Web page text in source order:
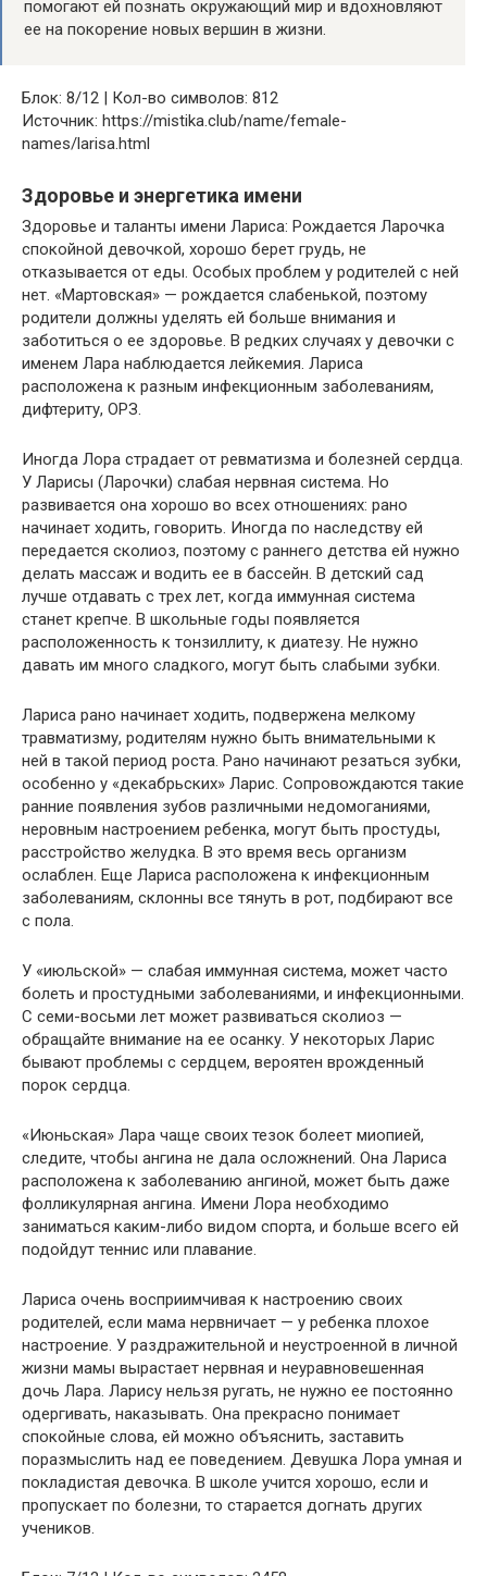
помогают ей познать окружающий мир и вдохновляют
ее на покорение новых вершин в жизни.
Блок: 8/12 | Кол-во символов: 812
Источник: https://mistika.club/name/female-
names/larisa.html
Здоровье и энергетика имени
Здоровье и таланты имени Лариса: Рождается Ларочка
спокойной девочкой, хорошо берет грудь, не
отказывается от еды. Особых проблем у родителей с ней
нет. «Мартовская» — рождается слабенькой, поэтому
родители должны уделять ей больше внимания и
заботиться о ее здоровье. В редких случаях у девочки с
именем Лара наблюдается лейкемия. Лариса
расположена к разным инфекционным заболеваниям,
дифтериту, ОРЗ.
Иногда Лора страдает от ревматизма и болезней сердца.
У Ларисы (Ларочки) слабая нервная система. Но
развивается она хорошо во всех отношениях: рано
начинает ходить, говорить. Иногда по наследству ей
передается сколиоз, поэтому с раннего детства ей нужно
делать массаж и водить ее в бассейн. В детский сад
лучше отдавать с трех лет, когда иммунная система
станет крепче. В школьные годы появляется
расположенность к тонзиллиту, к диатезу. Не нужно
давать им много сладкого, могут быть слабыми зубки.
Лариса рано начинает ходить, подвержена мелкому
травматизму, родителям нужно быть внимательными к
ней в такой период роста. Рано начинают резаться зубки,
особенно у «декабрьских» Ларис. Сопровождаются такие
ранние появления зубов различными недомоганиями,
неровным настроением ребенка, могут быть простуды,
расстройство желудка. В это время весь организм
ослаблен. Еще Лариса расположена к инфекционным
заболеваниям, склонны все тянуть в рот, подбирают все
с пола.
У «июльской» — слабая иммунная система, может часто
болеть и простудными заболеваниями, и инфекционными.
С семи-восьми лет может развиваться сколиоз —
обращайте внимание на ее осанку. У некоторых Ларис
бывают проблемы с сердцем, вероятен врожденный
порок сердца.
«Июньская» Лара чаще своих тезок болеет миопией,
следите, чтобы ангина не дала осложнений. Она Лариса
расположена к заболеванию ангиной, может быть даже
фолликулярная ангина. Имени Лора необходимо
заниматься каким-либо видом спорта, и больше всего ей
подойдут теннис или плавание.
Лариса очень восприимчивая к настроению своих
родителей, если мама нервничает — у ребенка плохое
настроение. У раздражительной и неустроенной в личной
жизни мамы вырастает нервная и неуравновешенная
дочь Лара. Ларису нельзя ругать, не нужно ее постоянно
одергивать, наказывать. Она прекрасно понимает
спокойные слова, ей можно объяснить, заставить
поразмыслить над ее поведением. Девушка Лора умная и
покладистая девочка. В школе учится хорошо, если и
пропускает по болезни, то старается догнать других
учеников.